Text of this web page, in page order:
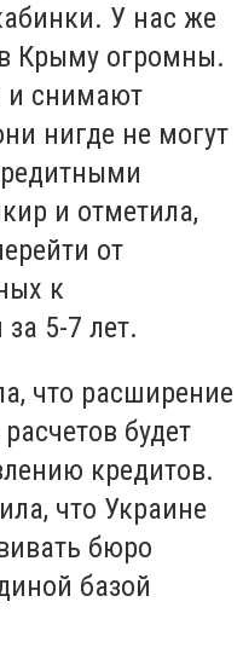
У нас же
Крыму огромны.
и снимают
нигде не могут
и отметила,
от
к
5-7 лет.
что расширение
будет
кредитов.
что Украине
бюро
базой